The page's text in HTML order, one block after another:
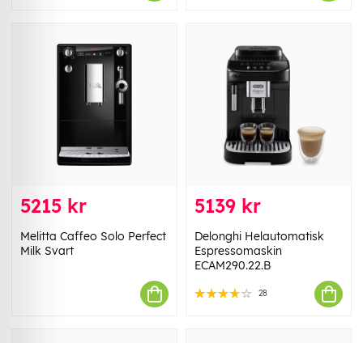
5215 kr
Melitta Caffeo Solo Perfect
Milk Svart
5139 kr
Delonghi Helautomatisk
Espressomaskin
ECAM290.22.B
28